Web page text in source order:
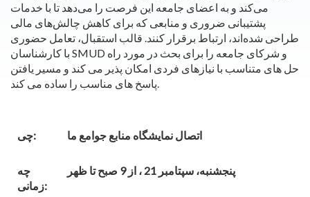
می‌کند و به اعضای جامعه این فرصت را می‌دهد تا با خدمات
پشتیبانی ضروری و منابعی که برای کاهش چالش‌های مالی
طراحی شده‌اند، ارتباط برقرار کنند. قالب استقبال، تعامل حضوری
با کارشناسان SMUD و شرکای جامعه را برای بحث در مورد راه
حل های متناسب با نیازهای فردی امکان پذیر می کند و مسیر یافتن
پاسخ های مناسب را ساده می کند.
چی: اتصال نمایشگاه منابع جوامع ما
چه
زمانی:
پنجشنبه، سپتامبر 21 ، از 9 صبح تا ظهر